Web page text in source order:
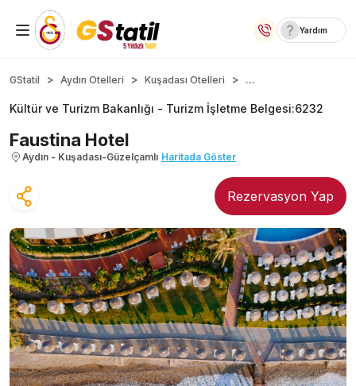
Yurt İçi Oteller
Temalı Oteller
Kıbrıs Otelleri
Taraftar Otelleri
Yurt Dışı Turlar
Yardım
GStatil Aydın Otelleri Kuşadası Otelleri ...
Kültür ve Turizm Bakanlığı - Turizm İşletme Belgesi:6232
Faustina Hotel
Aydın - Kuşadası-Güzelçamlı Haritada Göster
Rezervasyon Yap